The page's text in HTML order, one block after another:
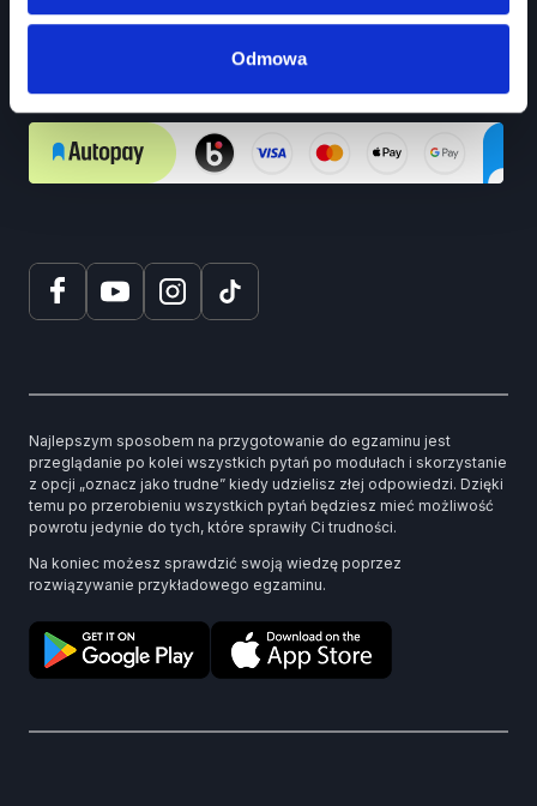
Odmowa
Bezpieczne płatności
Autopay.
Najlepszym sposobem na przygotowanie do egzaminu jest
przeglądanie po kolei wszystkich pytań po modułach i skorzystanie
z opcji „oznacz jako trudne” kiedy udzielisz złej odpowiedzi. Dzięki
temu po przerobieniu wszystkich pytań będziesz mieć możliwość
powrotu jedynie do tych, które sprawiły Ci trudności.
Na koniec możesz sprawdzić swoją wiedzę poprzez
rozwiązywanie przykładowego egzaminu.